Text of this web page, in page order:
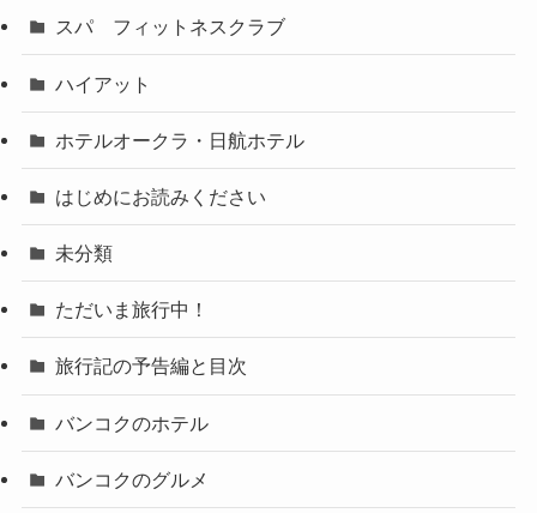
スパ フィットネスクラブ
ハイアット
ホテルオークラ・日航ホテル
はじめにお読みください
未分類
ただいま旅行中！
旅行記の予告編と目次
バンコクのホテル
バンコクのグルメ